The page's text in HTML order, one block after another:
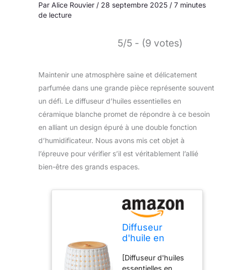
Par Alice Rouvier / 28 septembre 2025 / 7 minutes
de lecture
5/5 - (9 votes)
Maintenir une atmosphère saine et délicatement
parfumée dans une grande pièce représente souvent
un défi. Le diffuseur d’huiles essentielles en
céramique blanche promet de répondre à ce besoin
en alliant un design épuré à une double fonction
d’humidificateur. Nous avons mis cet objet à
l’épreuve pour vérifier s’il est véritablement l’allié
bien-être des grands espaces.
Diffuseur
d'huile en
blanche pour
[Diffuseur d'huiles
essentielles en